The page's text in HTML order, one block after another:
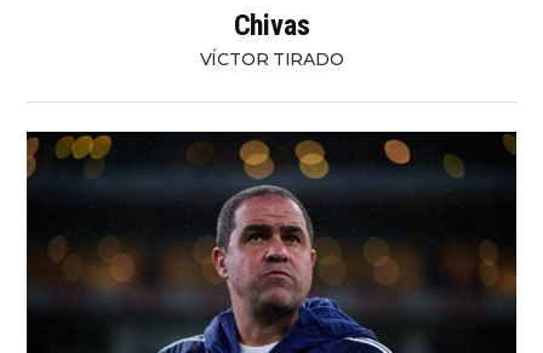
Chivas
VÍCTOR TIRADO